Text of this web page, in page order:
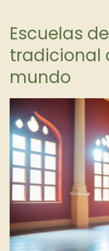
Escuelas
tradicional
mundo